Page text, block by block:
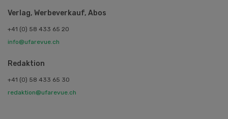
Verlag, Werbeverkauf, Abos
+41 (0) 58 433 65 20
info@ufarevue.ch
Redaktion
+41 (0) 58 433 65 30
redaktion@ufarevue.ch